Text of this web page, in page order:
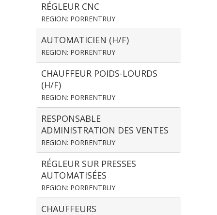
RÉGLEUR CNC
REGION: PORRENTRUY
AUTOMATICIEN (H/F)
REGION: PORRENTRUY
CHAUFFEUR POIDS-LOURDS
(H/F)
REGION: PORRENTRUY
RESPONSABLE
ADMINISTRATION DES VENTES
REGION: PORRENTRUY
RÉGLEUR SUR PRESSES
AUTOMATISÉES
REGION: PORRENTRUY
CHAUFFEURS